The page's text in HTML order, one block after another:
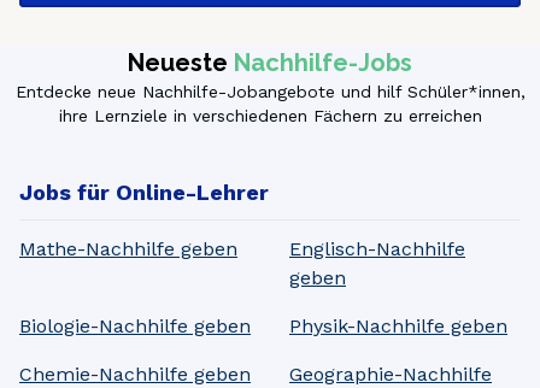
Neueste Nachhilfe-Jobs
Entdecke neue Nachhilfe-Jobangebote und hilf Schüler*innen,
ihre Lernziele in verschiedenen Fächern zu erreichen
Jobs für Online-Lehrer
Mathe-Nachhilfe geben
Englisch-Nachhilfe
geben
Biologie-Nachhilfe geben Physik-Nachhilfe geben
Chemie-Nachhilfe geben
Geographie-Nachhilfe